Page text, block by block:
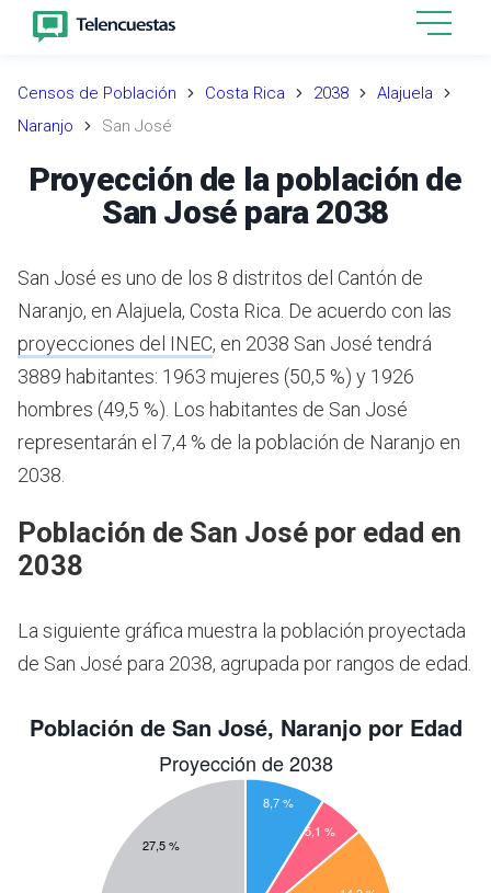
Censos de Población Costa Rica 2038
Alajuela
Naranjo
San José
Proyección de la población de
San José para 2038
San José es uno de los 8 distritos del Cantón de
Naranjo, en Alajuela, Costa Rica. De acuerdo con las
proyecciones del INEC, en 2038 San José tendrá
3889 habitantes: 1963 mujeres (50,5 %) y 1926
hombres (49,5 %). Los habitantes de San José
representarán el 7,4 % de la población de Naranjo en
2038.
Población de San José por edad en
2038
La siguiente gráfica muestra la población proyectada
de San José para 2038, agrupada por rangos de edad.